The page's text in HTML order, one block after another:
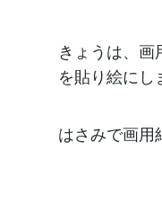
きょうは、
を貼り絵にし
はさみで画用